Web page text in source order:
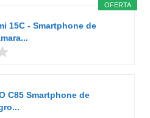
OFERTA
15C - Smartphone de
C85 Smartphone de